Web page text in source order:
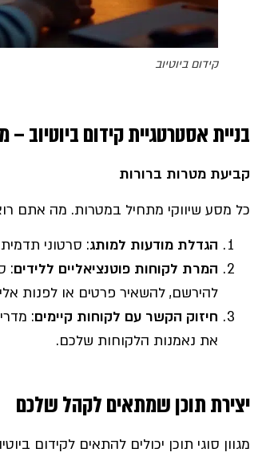
קידום ביוטיוב
בניית אסטרטגיית קידום ביוטיוב
קביעת מטרות ברורות
כל מסע שיווקי מתחיל במטרות. מה אתם
הגדלת מודעות למותג: סרטוני
המרת לקוחות פוטנציאליים ללידים:
להירשם, להשאיר פרטים או לפנות
חיזוק הקשר עם לקוחות קיימים:
את נאמנות הלקוחות שלכם.
יצירת תוכן שמתאים לקהל שלכם
מגוון סוגי תוכן יכולים להתאים לקידום